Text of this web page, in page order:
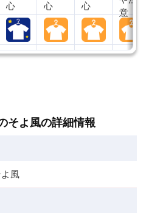
そよ風の詳細情報
風